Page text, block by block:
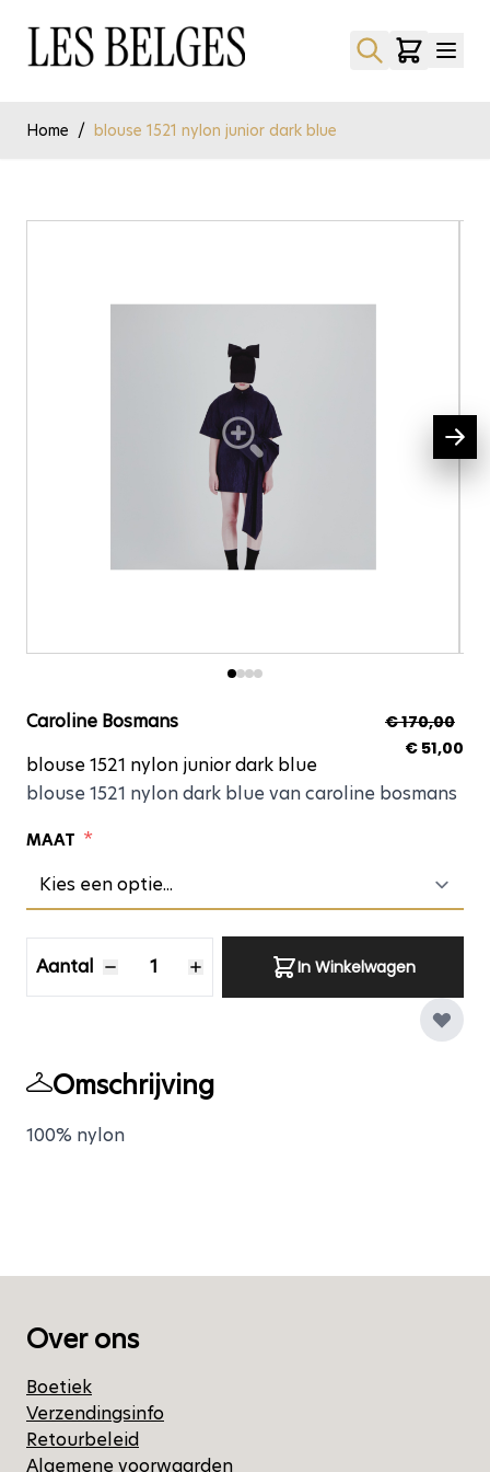
Home / blouse 1521 nylon junior dark blue
blouse 1521 nylon
Caroline Bosmans
blouse 1521 nylon junior dark blue
€ 170,00
€ 51,00
blouse 1521 nylon dark blue van caroline bosmans
MAAT *
Aantal In Winkelwagen
Omschrijving
100% nylon
Over ons
Boetiek
Verzendingsinfo
Retourbeleid
Algemene voorwaarden